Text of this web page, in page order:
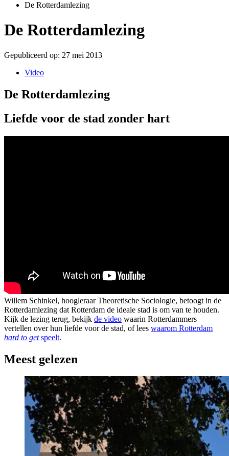
De Rotterdamlezing
De Rotterdamlezing
Gepubliceerd op: 27 mei 2013
Video
De Rotterdamlezing
Liefde voor de stad zonder hart
Willem Schinkel, hoogleraar Theoretische Sociologie, betoogt in de
Rotterdamlezing dat Rotterdam de ideale stad is om van te houden.
Kijk de lezing terug, bekijk de video waarin Rotterdammers
vertellen over hun liefde voor de stad, of lees waarom Rotterdam
hard to getspeelt.
Meest gelezen